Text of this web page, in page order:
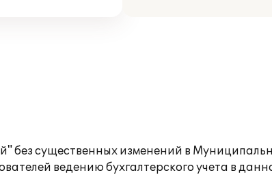
без существенных изменений в
ведению бухгалтерского учета в